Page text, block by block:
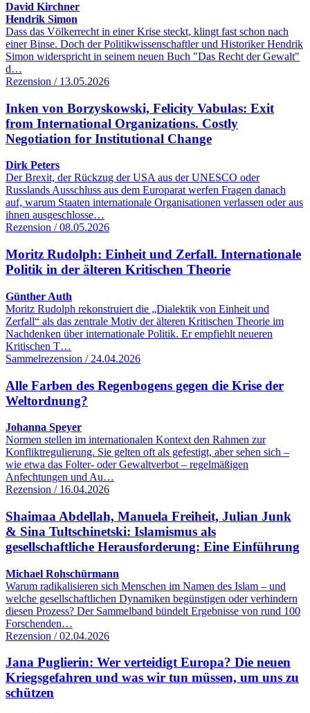
David Kirchner
Hendrik Simon
Dass das Völkerrecht in einer Krise steckt, klingt fast schon nach
einer Binse. Doch der Politikwissenschaftler und Historiker Hendrik
Simon widerspricht in seinem neuen Buch "Das Recht der Gewalt"
d…
Rezension / 13.05.2026
Inken von Borzyskowski, Felicity Vabulas: Exit
from International Organizations. Costly
Negotiation for Institutional Change
Dirk Peters
Der Brexit, der Rückzug der USA aus der UNESCO oder
Russlands Ausschluss aus dem Europarat werfen Fragen danach
auf, warum Staaten internationale Organisationen verlassen oder aus
ihnen ausgeschlosse…
Rezension / 08.05.2026
Moritz Rudolph: Einheit und Zerfall. Internationale
Politik in der älteren Kritischen Theorie
Günther Auth
Moritz Rudolph rekonstruiert die „Dialektik von Einheit und
Zerfall“ als das zentrale Motiv der älteren Kritischen Theorie im
Nachdenken über internationale Politik. Er empfiehlt neueren
Kritischen T…
Sammelrezension / 24.04.2026
Alle Farben des Regenbogens gegen die Krise der
Weltordnung?
Johanna Speyer
Normen stellen im internationalen Kontext den Rahmen zur
Konfliktregulierung. Sie gelten oft als gefestigt, aber sehen sich –
wie etwa das Folter- oder Gewaltverbot – regelmäßigen
Anfechtungen und Au…
Rezension / 16.04.2026
Shaimaa Abdellah, Manuela Freiheit, Julian Junk
& Sina Tultschinetski: Islamismus als
gesellschaftliche Herausforderung: Eine Einführung
Michael Rohschürmann
Warum radikalisieren sich Menschen im Namen des Islam – und
welche gesellschaftlichen Dynamiken begünstigen oder verhindern
diesen Prozess? Der Sammelband bündelt Ergebnisse von rund 100
Forschenden…
Rezension / 02.04.2026
Jana Puglierin: Wer verteidigt Europa? Die neuen
Kriegsgefahren und was wir tun müssen, um uns zu
schützen